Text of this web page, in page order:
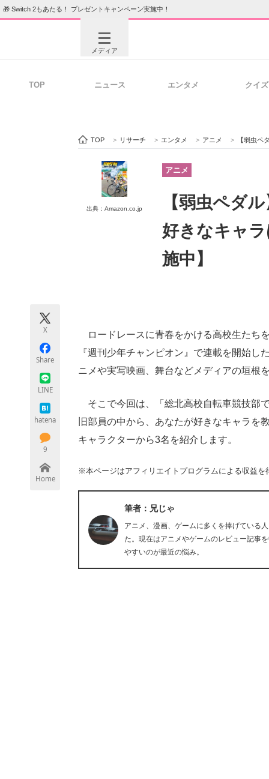
🎁 Switch 2もあたる！ プレゼントキャンペーン実施中！
メディア
ビジネスと働き方のヒント
ちょっと気になるネットの話題
TOP ニュース エンタメ クイズ
TOP > リサーチ > エンタメ > アニメ > 【弱虫ペ
出典：Amazon.co.jp
アニメ
【弱虫ペダ
好きなキャ
施中】
X
Share
LINE
hatena
9
Home
ロードレースに青春をかける高校生たち
『週刊少年チャンピオン』で連載を開始
ニメや実写映画、舞台などメディアの垣根
そこで今回は、「総北高校自転車競技部
旧部員の中から、あなたが好きなキャラを
キャラクターから3名を紹介します。
※本ページはアフィリエイトプログラムによる収益を
筆者：兄じゃ
アニメ、漫画、ゲームに多くを捧げている
た。現在はアニメやゲームのレビュー記事
やすいのが最近の悩み。